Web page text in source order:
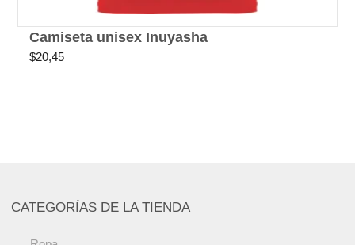
Camiseta unisex Inuyasha
$20,45
CATEGORÍAS DE LA TIENDA